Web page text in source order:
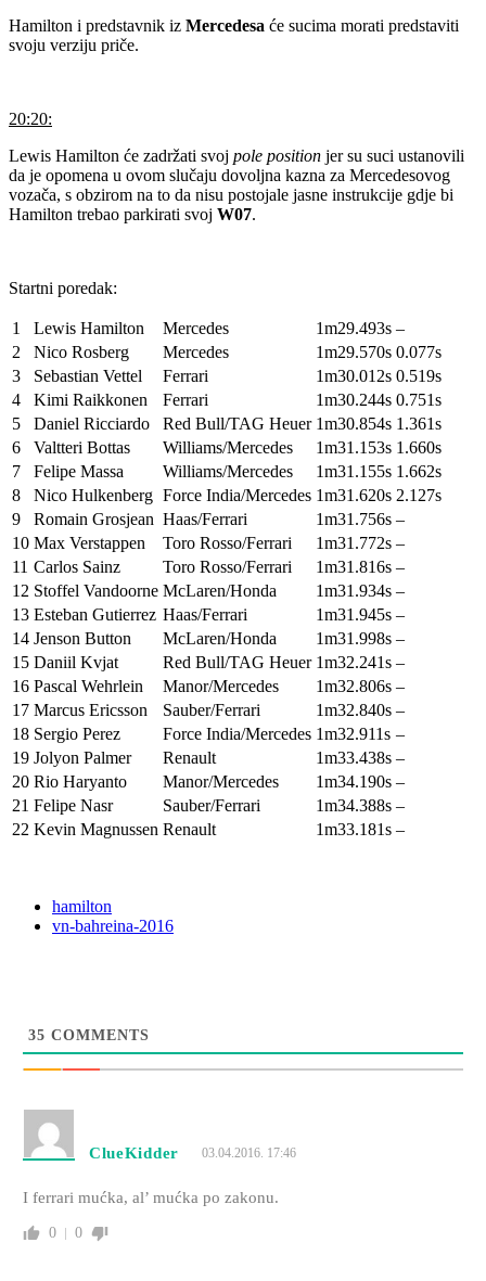
Hamilton i predstavnik iz Mercedesa će sucima morati predstaviti
svoju verziju priče.
20:20:
Lewis Hamilton će zadržati svoj pole position jer su suci ustanovili
da je opomena u ovom slučaju dovoljna kazna za Mercedesovog
vozača, s obzirom na to da nisu postojale jasne instrukcije gdje bi
Hamilton trebao parkirati svoj W07.
Startni poredak:
1 Lewis Hamilton Mercedes 1m29.493s –
2
Nico Rosberg Mercedes 1m29.570s 0.077s
3
Sebastian Vettel Ferrari 1m30.012s 0.519s
4
Kimi Raikkonen Ferrari 1m30.244s 0.751s
5
Daniel Ricciardo Red Bull/TAG Heuer 1m30.854s 1.361s
6
Valtteri Bottas Williams/Mercedes 1m31.153s 1.660s
7
Felipe Massa Williams/Mercedes 1m31.155s 1.662s
8
Nico Hulkenberg Force India/Mercedes 1m31.620s 2.127s
9
Romain Grosjean Haas/Ferrari 1m31.756s –
10 Max Verstappen Toro Rosso/Ferrari 1m31.772s –
11 Carlos Sainz Toro Rosso/Ferrari 1m31.816s –
12 Stoffel Vandoorne McLaren/Honda 1m31.934s –
13 Esteban Gutierrez Haas/Ferrari 1m31.945s –
14 Jenson Button McLaren/Honda 1m31.998s –
15 Daniil Kvjat Red Bull/TAG Heuer 1m32.241s –
16 Pascal Wehrlein Manor/Mercedes 1m32.806s –
17 Marcus Ericsson Sauber/Ferrari 1m32.840s –
18 Sergio Perez Force India/Mercedes 1m32.911s –
19 Jolyon Palmer Renault 1m33.438s –
20 Rio Haryanto Manor/Mercedes 1m34.190s –
21 Felipe Nasr Sauber/Ferrari 1m34.388s –
22 Kevin Magnussen Renault 1m33.181s –
hamilton
vn-bahreina-2016
35 COMMENTS
ClueKidder 03.04.2016. 17:46
I ferrari mućka, al’ mućka po zakonu.
0 0